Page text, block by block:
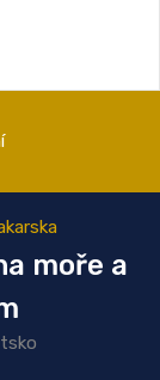
moře a